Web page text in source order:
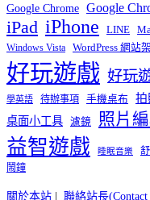
Google Chrome Google
iPad iPhone LINE
Windows Vista WordPress 網站
好玩遊戲 好玩
學英語 待辦事項 手機桌布 拍
桌面小工具 濾鏡 照片
益智遊戲 睡眠音樂
鬧鐘
關於本站 聯絡站長(Contact